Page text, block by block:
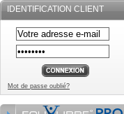
IDENTIFICATION CLIENT
Mot de passe oublié?